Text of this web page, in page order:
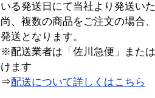
いる発送日にて当社より発送い
尚、複数の商品をご注文の場合
発送となります。
※配送業者は「佐川急便」また
けます
⇒配送について詳しくはこちら